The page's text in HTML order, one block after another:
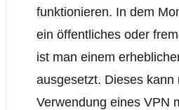
funktionieren. In dem
ein öffentliches oder
ist man einem
ausgesetzt. Dieses kann
Verwendung eines VPN